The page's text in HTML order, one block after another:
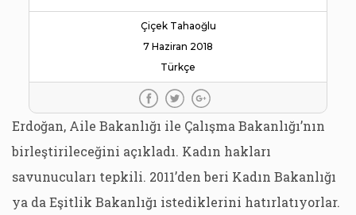
Çiçek Tahaoğlu
7 Haziran 2018
Türkçe
Erdoğan, Aile Bakanlığı ile Çalışma Bakanlığı’nın
birleştirileceğini açıkladı. Kadın hakları
savunucuları tepkili. 2011’den beri Kadın Bakanlığı
ya da Eşitlik Bakanlığı istediklerini hatırlatıyorlar.